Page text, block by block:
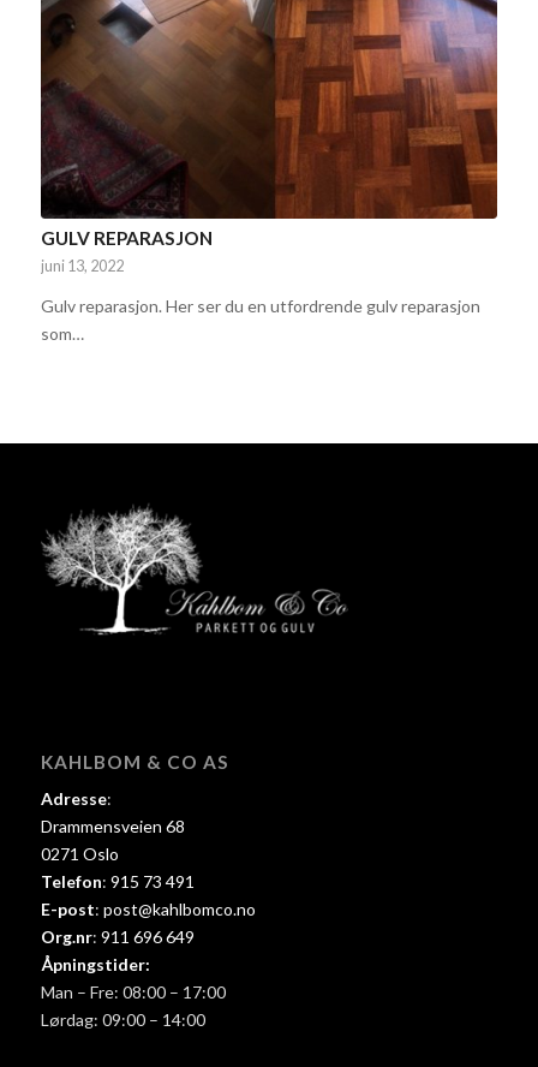
GULV REPARASJON
juni 13, 2022
Gulv reparasjon. Her ser du en utfordrende gulv reparasjon
som…
KAHLBOM & CO AS
Adresse:
Drammensveien 68
0271 Oslo
Telefon: 915 73 491
E-post: post@kahlbomco.no
Org.nr: 911 696 649
Åpningstider:
Man – Fre: 08:00 – 17:00
Lørdag: 09:00 – 14:00